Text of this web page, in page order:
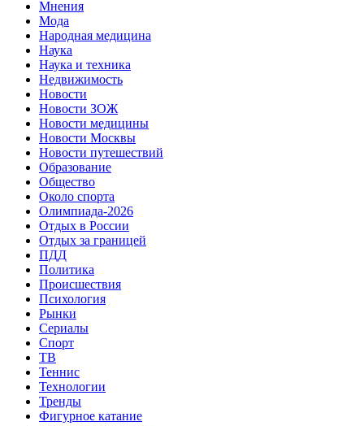
Мнения
Мода
Народная медицина
Наука
Наука и техника
Недвижимость
Новости
Новости ЗОЖ
Новости медицины
Новости Москвы
Новости путешествий
Образование
Общество
Около спорта
Олимпиада-2026
Отдых в России
Отдых за границей
ПДД
Политика
Происшествия
Психология
Рынки
Сериалы
Спорт
ТВ
Теннис
Технологии
Тренды
Фигурное катание